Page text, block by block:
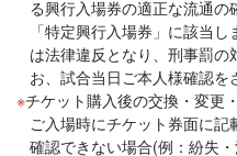
る興行入場券の適正な流通
「特定興行入場券」に該当
は法律違反となり、刑事罰
お、試合当日ご本人様確認
チケット購入後の交換・変更
ご入場時にチケット券面に
確認できない場合(例：紛失